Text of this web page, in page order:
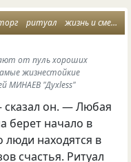
ритуал жизнь и смерть
от пуль хороших
жизнестойкие
МИНАЕВ "Духless"
он. — Любая
берет начало в
люди находятся в
счастья. Ритуал